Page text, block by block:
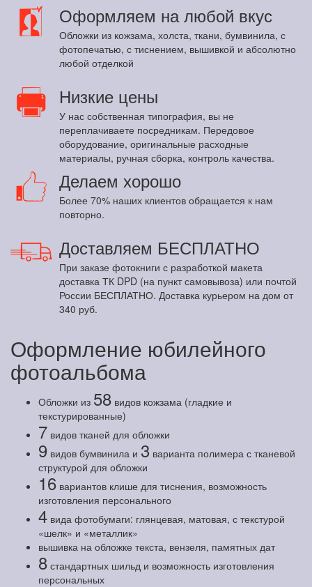
Оформляем на любой вкус
Обложки из кожзама, холста, ткани, бумвинила, с
фотопечатью, с тиснением, вышивкой и абсолютно
любой отделкой
Низкие цены
У нас собственная типография, вы не
переплачиваете посредникам. Передовое
оборудование, оригинальные расходные
материалы, ручная сборка, контроль качества.
Делаем хорошо
Более 70% наших клиентов обращается к нам
повторно.
Доставляем БЕСПЛАТНО
При заказе фотокниги с разработкой макета
доставка ТК DPD (на пункт самовывоза) или почтой
России БЕСПЛАТНО. Доставка курьером на дом от
340 руб.
Оформление юбилейного
фотоальбома
Обложки из 58 видов кожзама (гладкие и
текстурированные)
7 видов тканей для обложки
9 видов бумвинила и 3 варианта полимера с тканевой
структурой для обложки
16 вариантов клише для тиснения, возможность
изготовления персонального
4 вида фотобумаги: глянцевая, матовая, с текстурой
«шелк» и «металлик»
вышивка на обложке текста, вензеля, памятных дат
8 стандартных шильд и возможность изготовления
персональных